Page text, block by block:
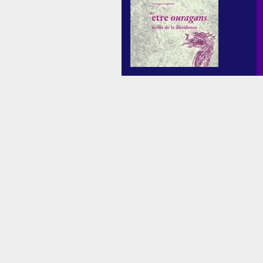
ou de toute plume, adversaires de la
pub, graphistes en herbe, an-
artistes, punks à chien (ou à chat),
affichistes en rupture de ban, le
repos n’est pas permis pour vous!
Les ateliers d’artivisme vous
accueillent à la BAM en soirée
chaque premier dimanche du mois à
partir de […]